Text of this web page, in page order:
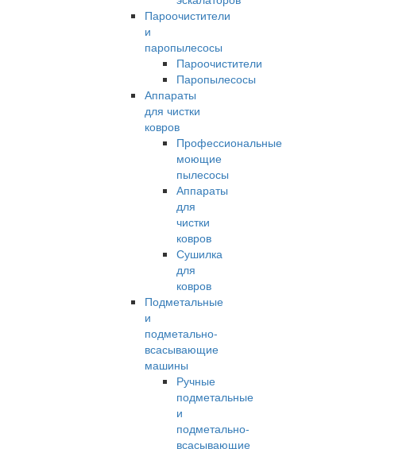
Пароочистители
и
паропылесосы
Пароочистители
Паропылесосы
Аппараты
для чистки
ковров
Профессиональные
моющие
пылесосы
Аппараты
для
чистки
ковров
Сушилка
для
ковров
Подметальные
и
подметально-
всасывающие
машины
Ручные
подметальные
и
подметально-
всасывающие